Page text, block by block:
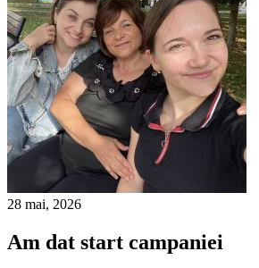
28 mai, 2026
Am dat start campaniei